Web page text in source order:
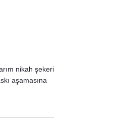
nikah şekeri
aşamasına